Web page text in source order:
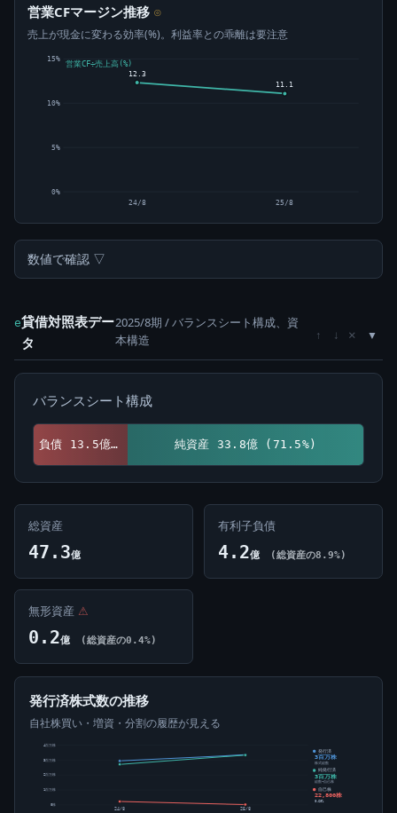
営業CFマージン推移 ⊙
売上が現金に変わる効率(%)。利益率との乖離は要注意
0%
5%
10%
15%
12.3
24/8
11.1
25/8
営業CF÷売上高(%)
数値で確認 ▽
e貸借対照表デー
タ
2025/8期 / バランスシート構成、資
本構造
↑ ↓ ×
バランスシート構成
負債 13.5億 (28.5%) 純資産 33.8億 (71.5%)
総資産
47.3億
有利子負債
4.2億 (総資産の8.9%)
無形資産 ⚠
0.2億 (総資産の0.4%)
発行済株式数の推移
自社株買い・増資・分割の履歴が見える
0株
1百万株
2百万株
3百万株
4百万株
24/8 25/8
発行済
3百万株
株式総数
純発行済
3百万株
総数-自己株
自己株
22,800株
0.68%